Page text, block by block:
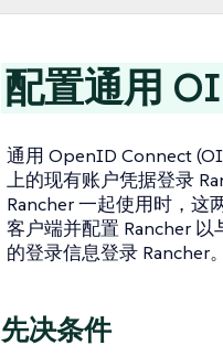
配置通用
通用 OpenID Connect
上的现有账户凭据登录
Rancher 一起使用时，这
客户端并配置 Rancher
的登录信息登录 Rancher。
先决条件